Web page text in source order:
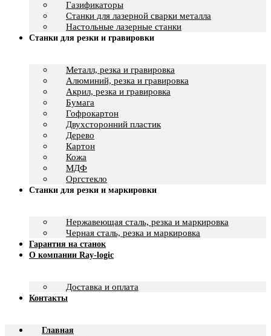
Газификаторы
Cтанки для лазерной сварки металла
Настольные лазерные станки
Станки для резки и гравировки
Металл, резка и гравировка
Алюминий, резка и гравировка
Акрил, резка и гравировка
Бумага
Гофрокартон
Двухсторонний пластик
Дерево
Картон
Кожа
МДФ
Оргстекло
Станки для резки и маркировки
Нержавеющая сталь, резка и маркировка
Черная сталь, резка и маркировка
Гарантия на станок
О компании Ray-logic
Доставка и оплата
Контакты
Главная